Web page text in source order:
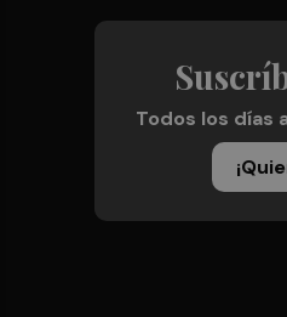
Todos los días